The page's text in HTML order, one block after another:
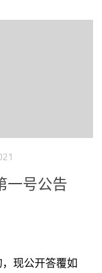
一号公告
现公开答覆如